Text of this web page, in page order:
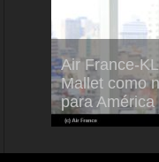
Air France-
Mallet como
para América